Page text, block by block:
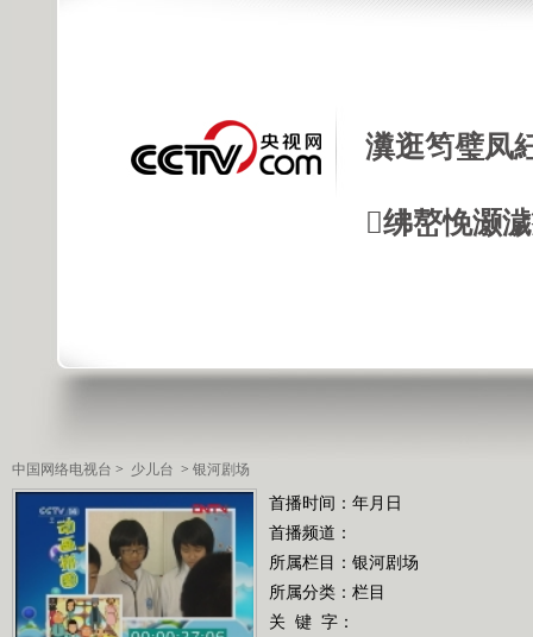
瀵逛笉璧凤
绋嶅悗灏
中国网络电视台 > 少儿台 > 银河剧场
首播时间：年月日
首播频道：
所属栏目： 银河剧场
所属分类：栏目
关 键 字：